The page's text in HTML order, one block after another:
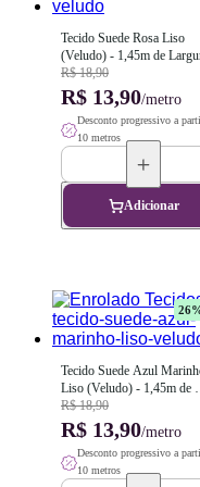
Tecido Suede Rosa Liso
(Veludo) - 1,45m de
R$ 18,90
R$ 13,90/metro
Desconto progressivo a
10 metros
Adicionar
26
Tecido Suede Azul
Liso (Veludo) - 1,45m de
Largura
R$ 18,90
R$ 13,90/metro
Desconto progressivo a
10 metros